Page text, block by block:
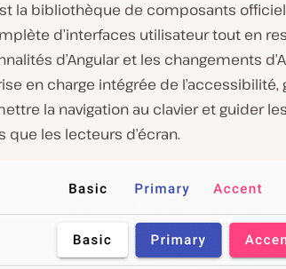
la bibliothèque de composants
d’interfaces utilisateur tout en
d’Angular et les changements
en charge intégrée de l’accessibilité,
la navigation au clavier et guider
que les lecteurs d’écran.